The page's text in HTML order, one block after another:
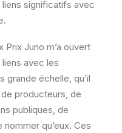
significatifs avec
Prix Juno m’a ouvert
liens avec les
grande échelle, qu’il
de producteurs, de
publiques, de
qu’eux. Ces